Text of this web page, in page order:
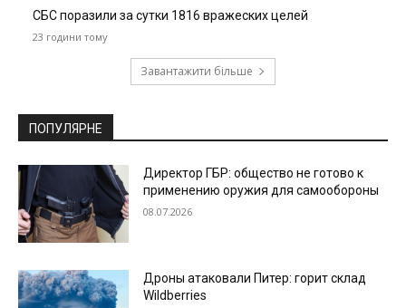
СБС поразили за сутки 1816 вражеских целей
23 години тому
Завантажити більше
ПОПУЛЯРНЕ
Директор ГБР: общество не готово к
применению оружия для самообороны
08.07.2026
Дроны атаковали Питер: горит склад
Wildberries